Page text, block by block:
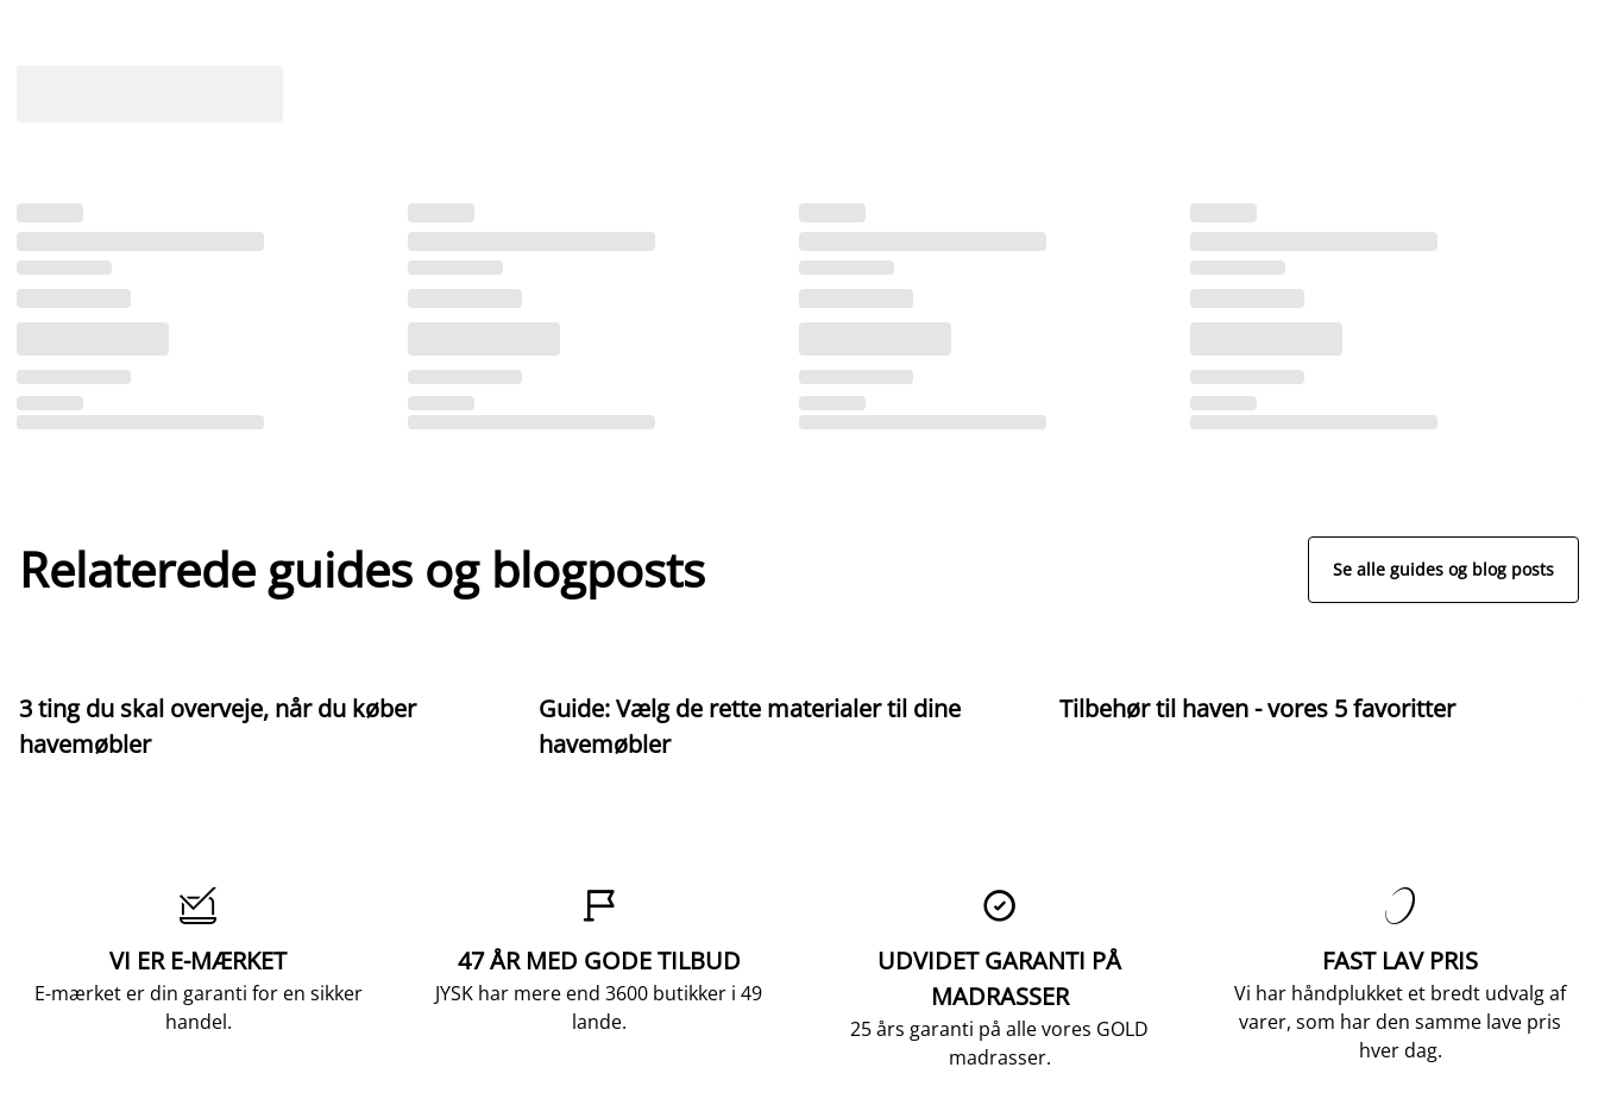
Relaterede guides og blogposts Se alle guides og blog posts
3 ting du skal overveje, når du køber
havemøbler
Guide: Vælg de rette materialer til dine
havemøbler
Tilbehør til haven - vores 5 favoritter

VI ER E-MÆRKET
E-mærket er din garanti for en sikker
handel.

47 ÅR MED GODE TILBUD
JYSK har mere end 3600 butikker i 49
lande.

UDVIDET GARANTI PÅ
MADRASSER
25 års garanti på alle vores GOLD
madrasser.

FAST LAV PRIS
Vi har håndplukket et bredt udvalg af
varer, som har den samme lave pris
hver dag.